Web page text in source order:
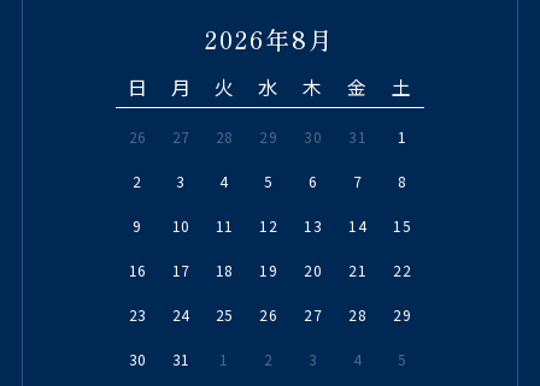
2026年8月
日 月 火 水 木 金 土
26 27 28 29 30 31 1
2 3 4 5 6 7 8
9 10 11 12 13 14 15
16 17 18 19 20 21 22
23 24 25 26 27 28 29
30 31 1 2 3 4 5